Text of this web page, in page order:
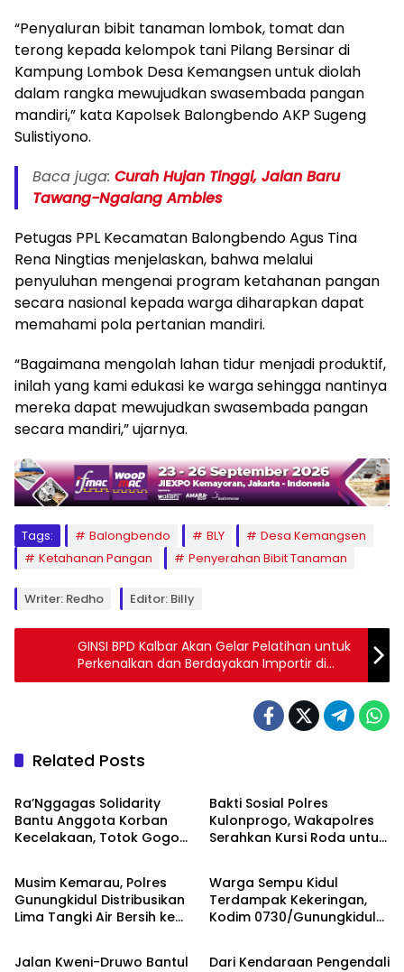
“Penyaluran bibit tanaman lombok, tomat dan
terong kepada kelompok tani Pilang Bersinar di
Kampung Lombok Desa Kemangsen untuk diolah
dalam rangka mewujudkan swasembada pangan
mandiri,” kata Kapolsek Balongbendo AKP Sugeng
Sulistiyono.
Baca juga: Curah Hujan Tinggi, Jalan Baru
Tawang-Ngalang Ambles
Petugas PPL Kecamatan Balongbendo Agus Tina
Rena Ningtias menjelaskan, bahwa melalui
penyuluhan mengenai program ketahanan pangan
secara nasional kepada warga diharapkan dapat
memahami pola pertanian mandiri.
“Bagaimana mengolah lahan tidur menjadi produktif,
inilah yang kami edukasi ke warga sehingga nantinya
mereka dapat mewujudkan swasembada pangan
secara mandiri,” ujarnya.
Tags: Balongbendo BLY
Desa Kemangsen
Ketahanan Pangan
Penyerahan Bibit Tanaman
Writer: Redho Editor: Billy
GINSI BPD Kalbar Akan Gelar Pelatihan untuk
Perkenalkan dan Berdayakan Importir di
Kalimantan Barat
Related Posts
Berita
Ra’Nggagas Solidarity
Bantu Anggota Korban
Kecelakaan, Totok Gogon:
Bakti Sosial Polres
Kulonprogo, Wakapolres
Serahkan Kursi Roda untuk
Berita
Musim Kemarau, Polres
Gunungkidul Distribusikan
Lima Tangki Air Bersih ke
Berita
Warga Sempu Kidul
Terdampak Kekeringan,
Kodim 0730/Gunungkidul
Berita
Jalan Kweni-Druwo Bantul
Berita
Dari Kendaraan Pengendali